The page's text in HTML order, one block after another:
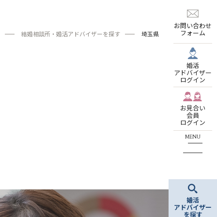
お問い合わせ
フォーム
婚活
アドバイザー
ログイン
お見合い
会員
ログイン
婚活
アドバイザー
を探す
結婚相談所・婚活アドバイザーを探す 埼玉県